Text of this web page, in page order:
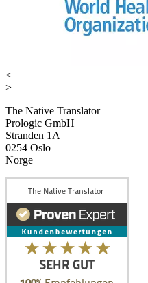
<
>
The Native Translator
Prologic GmbH
Stranden 1A
0254 Oslo
Norge